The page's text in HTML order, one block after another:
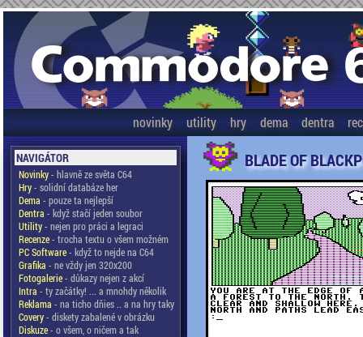
novinky utility hry dema dentra
NAVIGÁTOR
Novinky- hlavně ze světa C64
Hry- solidní databáze her
Dema - pouze ta nejlepší
Dentra - když stačí jeden soubor
Utility- nejen pro práci a legraci
Recenze- trocha textu o všem možném
PC Software- když to nejde na C64
Grafika - ne vždy jen 320x200
Fotogalerie- důkazy nejen z akcí
Intra - ty začátky! ... a mnohdy několik
Reklama - na ticho dňies .. a na hry taky
Covery- diskety zabalené v obrázku
Diskuze- o všem, o ničem a tak
BLADE OF